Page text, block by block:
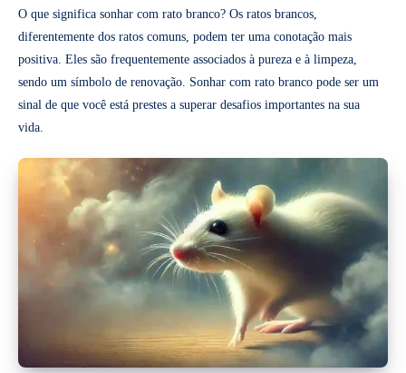
O que significa sonhar com rato branco? Os ratos brancos,
diferentemente dos ratos comuns, podem ter uma conotação mais
positiva. Eles são frequentemente associados à pureza e à limpeza,
sendo um símbolo de renovação. Sonhar com rato branco pode ser um
sinal de que você está prestes a superar desafios importantes na sua
vida.